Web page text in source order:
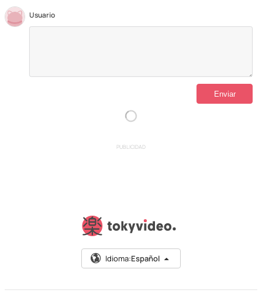
Usuario
PUBLICIDAD
Idioma:Español